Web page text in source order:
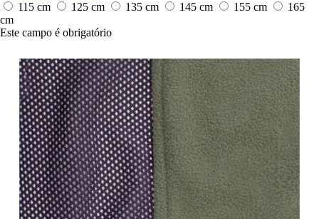
115 cm
125 cm 135 cm 145 cm 155 cm
165
cm
Este campo é obrigatório